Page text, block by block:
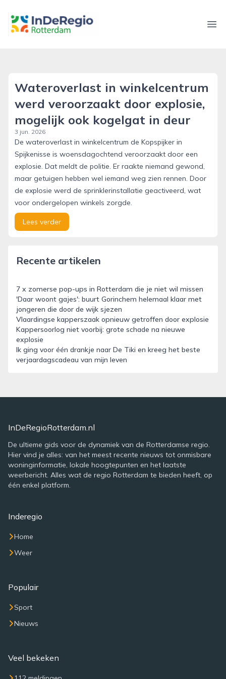
inderegiorotterdam.nl
Wateroverlast in winkelcentrum
werd veroorzaakt door explosie,
mogelijk ook kogelgat in deur
3 jun. 2026
De wateroverlast in winkelcentrum de Kopspijker in
Spijkenisse is woensdagochtend veroorzaakt door een
explosie. Dat meldt de politie. Er raakte niemand gewond,
maar getuigen hebben wel iemand weg zien rennen. Door
de explosie werd de sprinklerinstallatie geactiveerd, wat
voor ondergelopen winkels zorgde.
Lees verder
Recente artikelen
7 x zomerse pop-ups in Rotterdam die je niet wil missen
'Daar woont gajes': buurt Gorinchem helemaal klaar met
jongeren die door de wijk sjezen
Vlaardingse kapperszaak opnieuw getroffen door explosie
Kappersoorlog niet voorbij: grote schade na nieuwe
explosie
Ik ging voor één drankje naar De Tiki en kreeg het beste
verjaardagscadeau van mijn leven
InDeRegioRotterdam.nl
De ultieme gids voor de dynamiek van de Rotterdamse regio.
Hier vind je alles: van het meest recente nieuws tot onmisbare
woninginformatie, lokale hoogtepunten en het laatste
weerbericht. Alles wat de regio Rotterdam te bieden heeft, op
één enkel platform.
Inderegio
Home
Weer
Populair
Sport
Nieuws
Veel bekeken